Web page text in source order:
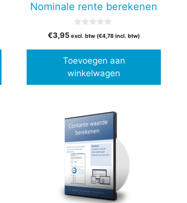
Nominale rente berekenen
v
5
€3,95 excl. btw (€4,78 incl. btw)
Toevoegen aan
winkelwagen